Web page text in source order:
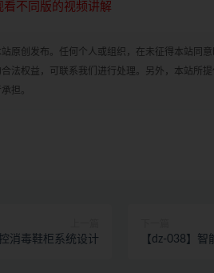
不同版的视频讲解
原创发布。任何个人或组织，在未征得本站同
法权益，可联系我们进行处理。另外，本站所
担。
消毒鞋柜系统设计 【dz-038】智